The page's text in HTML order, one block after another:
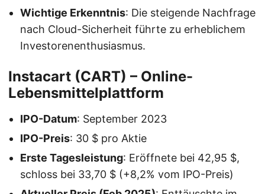
Wichtige Erkenntnis: Die steigende Nachfrage
nach Cloud-Sicherheit führte zu erheblichem
Investorenenthusiasmus.
Instacart (CART) – Online-
Lebensmittelplattform
IPO-Datum: September 2023
IPO-Preis: 30 $ pro Aktie
Erste Tagesleistung: Eröffnete bei 42,95 $,
schloss bei 33,70 $ (+8,2% vom IPO-Preis)